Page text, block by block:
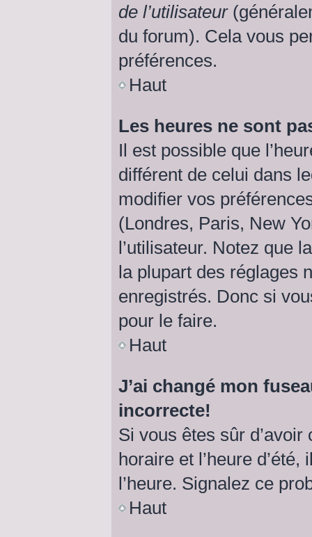
de l’utilisateur
du forum). Cela vous
préférences.
Haut
Les heures ne sont
Il est possible que
différent de celui dans
modifier vos
(Londres, Paris, New
l’utilisateur. Notez que
la plupart des réglages
enregistrés. Donc si
pour le faire.
Haut
J’ai changé mon
incorrecte!
Si vous êtes sûr
horaire et l’heure
l’heure. Signalez ce
Haut